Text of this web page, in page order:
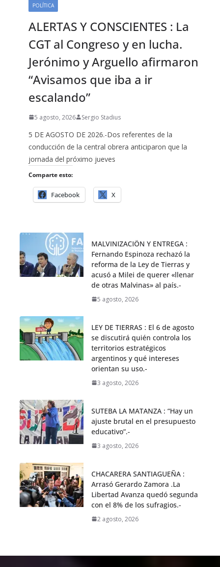
POLÍTICA
ALERTAS Y CONSCIENTES : La
CGT al Congreso y en lucha.
Jerónimo y Arguello afirmaron
“Avisamos que iba a ir
escalando”
5 agosto, 2026 Sergio Stadius
5 DE AGOSTO DE 2026.-Dos referentes de la
conducción de la central obrera anticiparon que la
jornada del próximo jueves
Comparte esto:
Facebook X
MALVINIZACIÖN Y ENTREGA :
Fernando Espinoza rechazó la
reforma de la Ley de Tierras y
acusó a Milei de querer «llenar
de otras Malvinas» al país.-
5 agosto, 2026
LEY DE TIERRAS : El 6 de agosto
se discutirá quién controla los
territorios estratégicos
argentinos y qué intereses
orientan su uso.-
3 agosto, 2026
SUTEBA LA MATANZA : “Hay un
ajuste brutal en el presupuesto
educativo”.-
3 agosto, 2026
CHACARERA SANTIAGUEÑA :
Arrasó Gerardo Zamora .La
Libertad Avanza quedó segunda
con el 8% de los sufragios.-
2 agosto, 2026